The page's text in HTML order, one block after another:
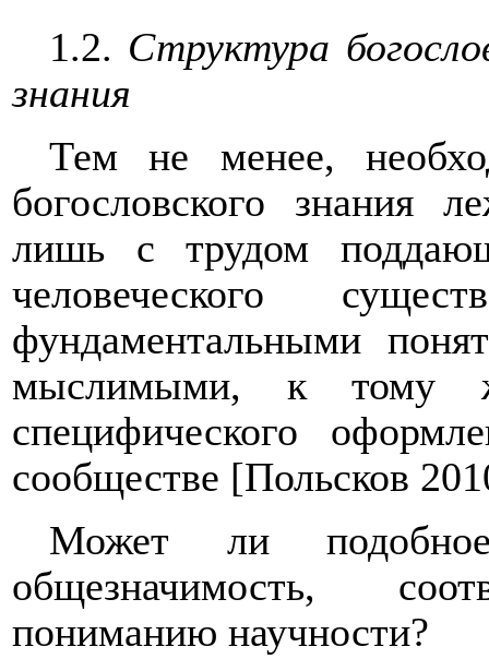
1.2. Структура
знания
Тем не менее,
богословского знания
лишь с трудом
человеческого
фундаментальными
мыслимыми, к тому
специфического
сообществе [Польсков
Может ли
общезначимость,
пониманию научности?